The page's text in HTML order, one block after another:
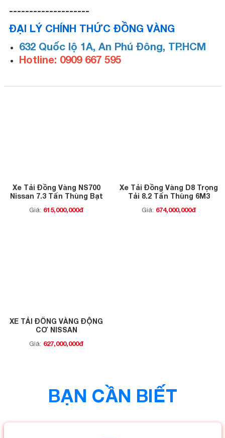
--------------------
ĐẠI LÝ CHÍNH THỨC ĐỒNG VÀNG
632 Quốc lộ 1A, An Phú Đông, TP.HCM
Hotline: 0909 667 595
Xe Tải Đồng Vàng NS700
Nissan 7.3 Tấn Thùng Bạt
Giá: 615,000,000đ
Xe Tải Đồng Vàng D8 Trọng
Tải 8.2 Tấn Thùng 6M3
Giá: 674,000,000đ
XE TẢI ĐỒNG VÀNG ĐỘNG
CƠ NISSAN
Giá: 627,000,000đ
BẠN CẦN BIẾT